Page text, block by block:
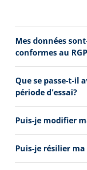
Mes données
conformes au
Que se passe-t-il
période d'essai?
Puis-je modifier
Puis-je résilier